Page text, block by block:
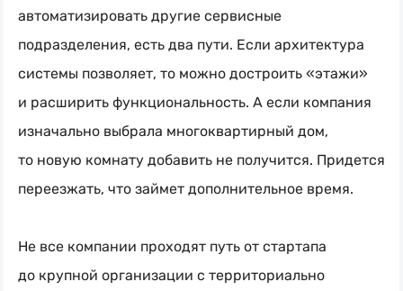
автоматизировать другие сервисные
подразделения, есть два пути. Если архитектура
системы позволяет, то можно достроить «этажи»
и расширить функциональность. А если компания
изначально выбрала многоквартирный дом,
то новую комнату добавить не получится. Придется
переезжать, что займет дополнительное время.
Не все компании проходят путь от стартапа
до крупной организации с территориально